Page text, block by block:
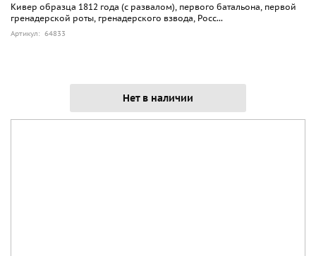
Кивер образца 1812 года (с развалом), первого батальона, первой
гренадерской роты, гренадерского взвода, Росс...
Артикул: 64833
Нет в наличии